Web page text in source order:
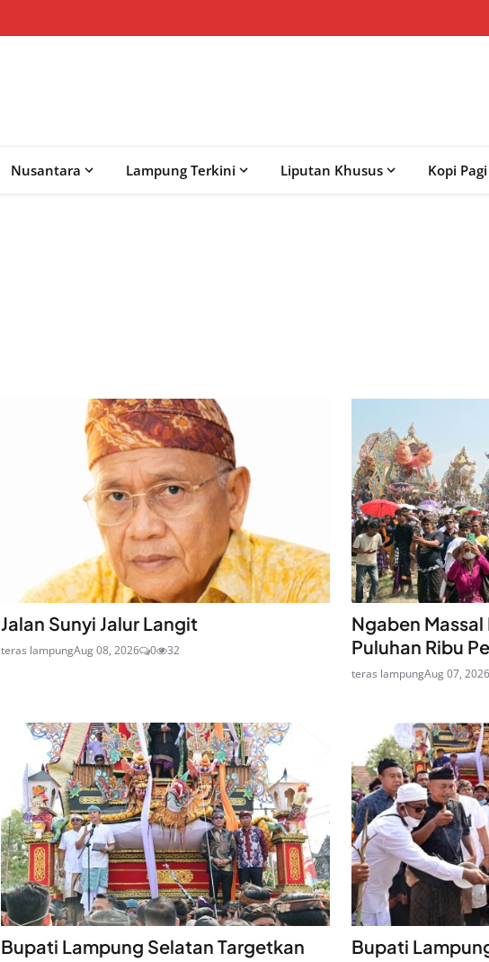
Nusantara Lampung Terkini Liputan Khusus Kopi Pagi
Jalan Sunyi Jalur Langit
teras lampungAug 08, 2026 0 32
Ngaben
Puluhan Ribu
teras lampungAug 07, 2026
Bupati Lampung Selatan Targetkan
Bupati